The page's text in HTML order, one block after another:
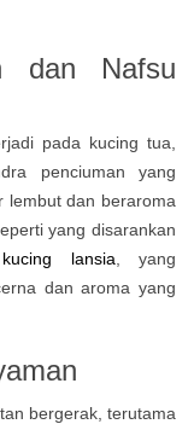
dan Nafsu
pada kucing tua,
penciuman yang
lembut dan beraroma
yang disarankan
lansia , yang
dan aroma yang
bergerak, terutama